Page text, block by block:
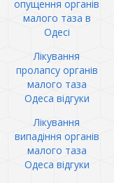
опущення органів
малого таза в
Одесі
Лікування
пролапсу органів
малого таза
Одеса відгуки
Лікування
випадіння органів
малого таза
Одеса відгуки